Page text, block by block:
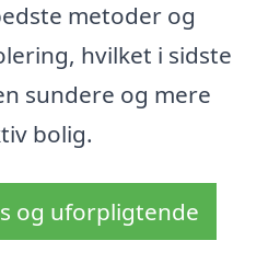
metoder og
hvilket i sidste
sundere og mere
bolig.
og uforpligtende